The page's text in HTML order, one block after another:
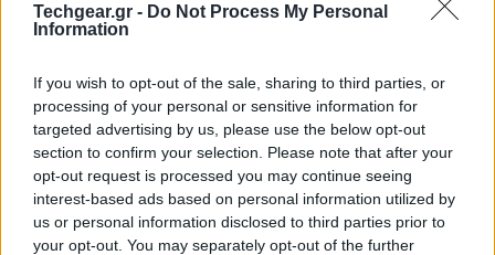
Techgear.gr - Do Not Process My Personal
Information
If you wish to opt-out of the sale, sharing to third parties, or
processing of your personal or sensitive information for
targeted advertising by us, please use the below opt-out
section to confirm your selection. Please note that after your
opt-out request is processed you may continue seeing
interest-based ads based on personal information utilized by
us or personal information disclosed to third parties prior to
your opt-out. You may separately opt-out of the further
Lenovo ThinkPad Tablet 2
Οθόνη 10.1” IPS LCD WXGA (1366 x 768, 16:10)
Επεξεργαστής dual-core Intel Atom Clover Trail
32nm